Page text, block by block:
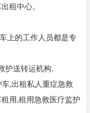
租中心。
上的工作人员都是专
护送转运机构.
,出租私人重症急救
用,租用急救医疗监护